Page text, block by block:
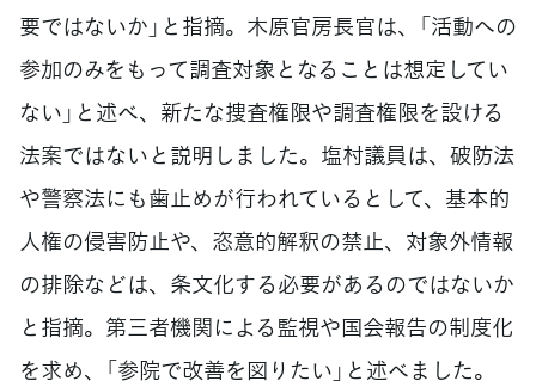
要ではないか」と指摘。木原官房長官は、「活動への
参加のみをもって調査対象となることは想定してい
ない」と述べ、新たな捜査権限や調査権限を設ける
法案ではないと説明しました。塩村議員は、破防法
や警察法にも歯止めが行われているとして、基本的
人権の侵害防止や、恣意的解釈の禁止、対象外情報
の排除などは、条文化する必要があるのではないか
と指摘。第三者機関による監視や国会報告の制度化
を求め、「参院で改善を図りたい」と述べました。